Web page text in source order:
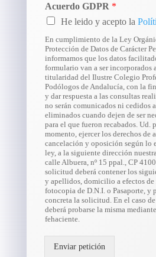
Acuerdo GDPR *
He leido y acepto la
En cumplimiento de la Ley
Protección de Datos de Carácter
informamos que los datos
formulario van a ser incorporados
titularidad del Ilustre Colegio
Podólogos de Andalucía, con la
y dar respuesta a las consultas
no serán comunicados ni cedidos
eliminados cuando dejen de ser
para el que fueron recabados. Ud.
momento, ejercer los derechos de
cancelación y oposición según lo
ley, a la siguiente dirección
calle Albuera, nº 15 ppal., CP
solicitud deberá contener los
y apellidos, domicilio a efectos de
fotocopia de D.N.I. o Pasaporte, y
concreta la solicitud. En el caso de
deberá probarse la misma
fehaciente.
Enviar petición